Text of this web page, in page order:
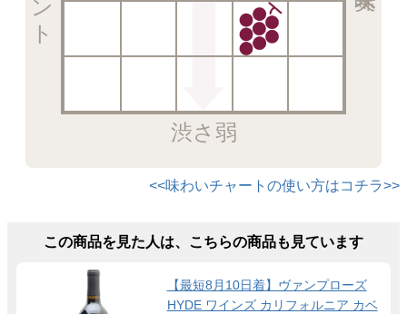
渋さ弱
<<味わいチャートの使い方はコチラ>>
この商品を見た人は、こちらの商品も見ています
【最短8月10日着】ヴァンプローズ
HYDE ワインズ カリフォルニア カベ